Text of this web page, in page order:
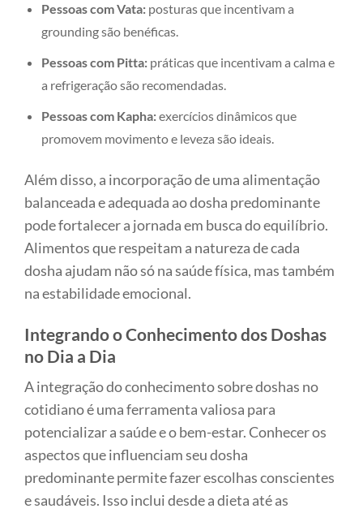
Pessoas com Vata:posturas que incentivam a
grounding são benéficas.
Pessoas com Pitta:práticas que incentivam a calma e
a refrigeração são recomendadas.
Pessoas com Kapha:exercícios dinâmicos que
promovem movimento e leveza são ideais.
Além disso, a incorporação de uma alimentação
balanceada e adequada ao dosha predominante
pode fortalecer a jornada em busca do equilíbrio.
Alimentos que respeitam a natureza de cada
dosha ajudam não só na saúde física, mas também
na estabilidade emocional.
Integrando o Conhecimento dos Doshas
no Dia a Dia
A integração do conhecimento sobre doshas no
cotidiano é uma ferramenta valiosa para
potencializar a saúde e o bem-estar. Conhecer os
aspectos que influenciam seu dosha
predominante permite fazer escolhas conscientes
e saudáveis. Isso inclui desde a dieta até as